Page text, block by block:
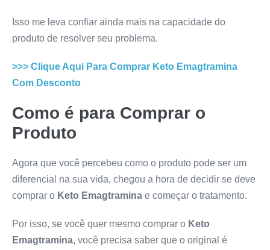
Isso me leva confiar ainda mais na capacidade do
produto de resolver seu problema.
>>> Clique Aqui Para Comprar Keto Emagtramina
Com Desconto
Como é para Comprar o
Produto
Agora que você percebeu como o produto pode ser um
diferencial na sua vida, chegou a hora de decidir se deve
comprar o Keto Emagtramina e começar o tratamento.
Por isso, se você quer mesmo comprar o Keto
Emagtramina, você precisa saber que o original é